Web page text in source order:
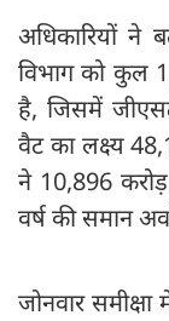
अधिकारियों ने
विभाग को कुल
है, जिसमें
वैट का लक्ष्य
ने 10,896
वर्ष की समान
जोनवार